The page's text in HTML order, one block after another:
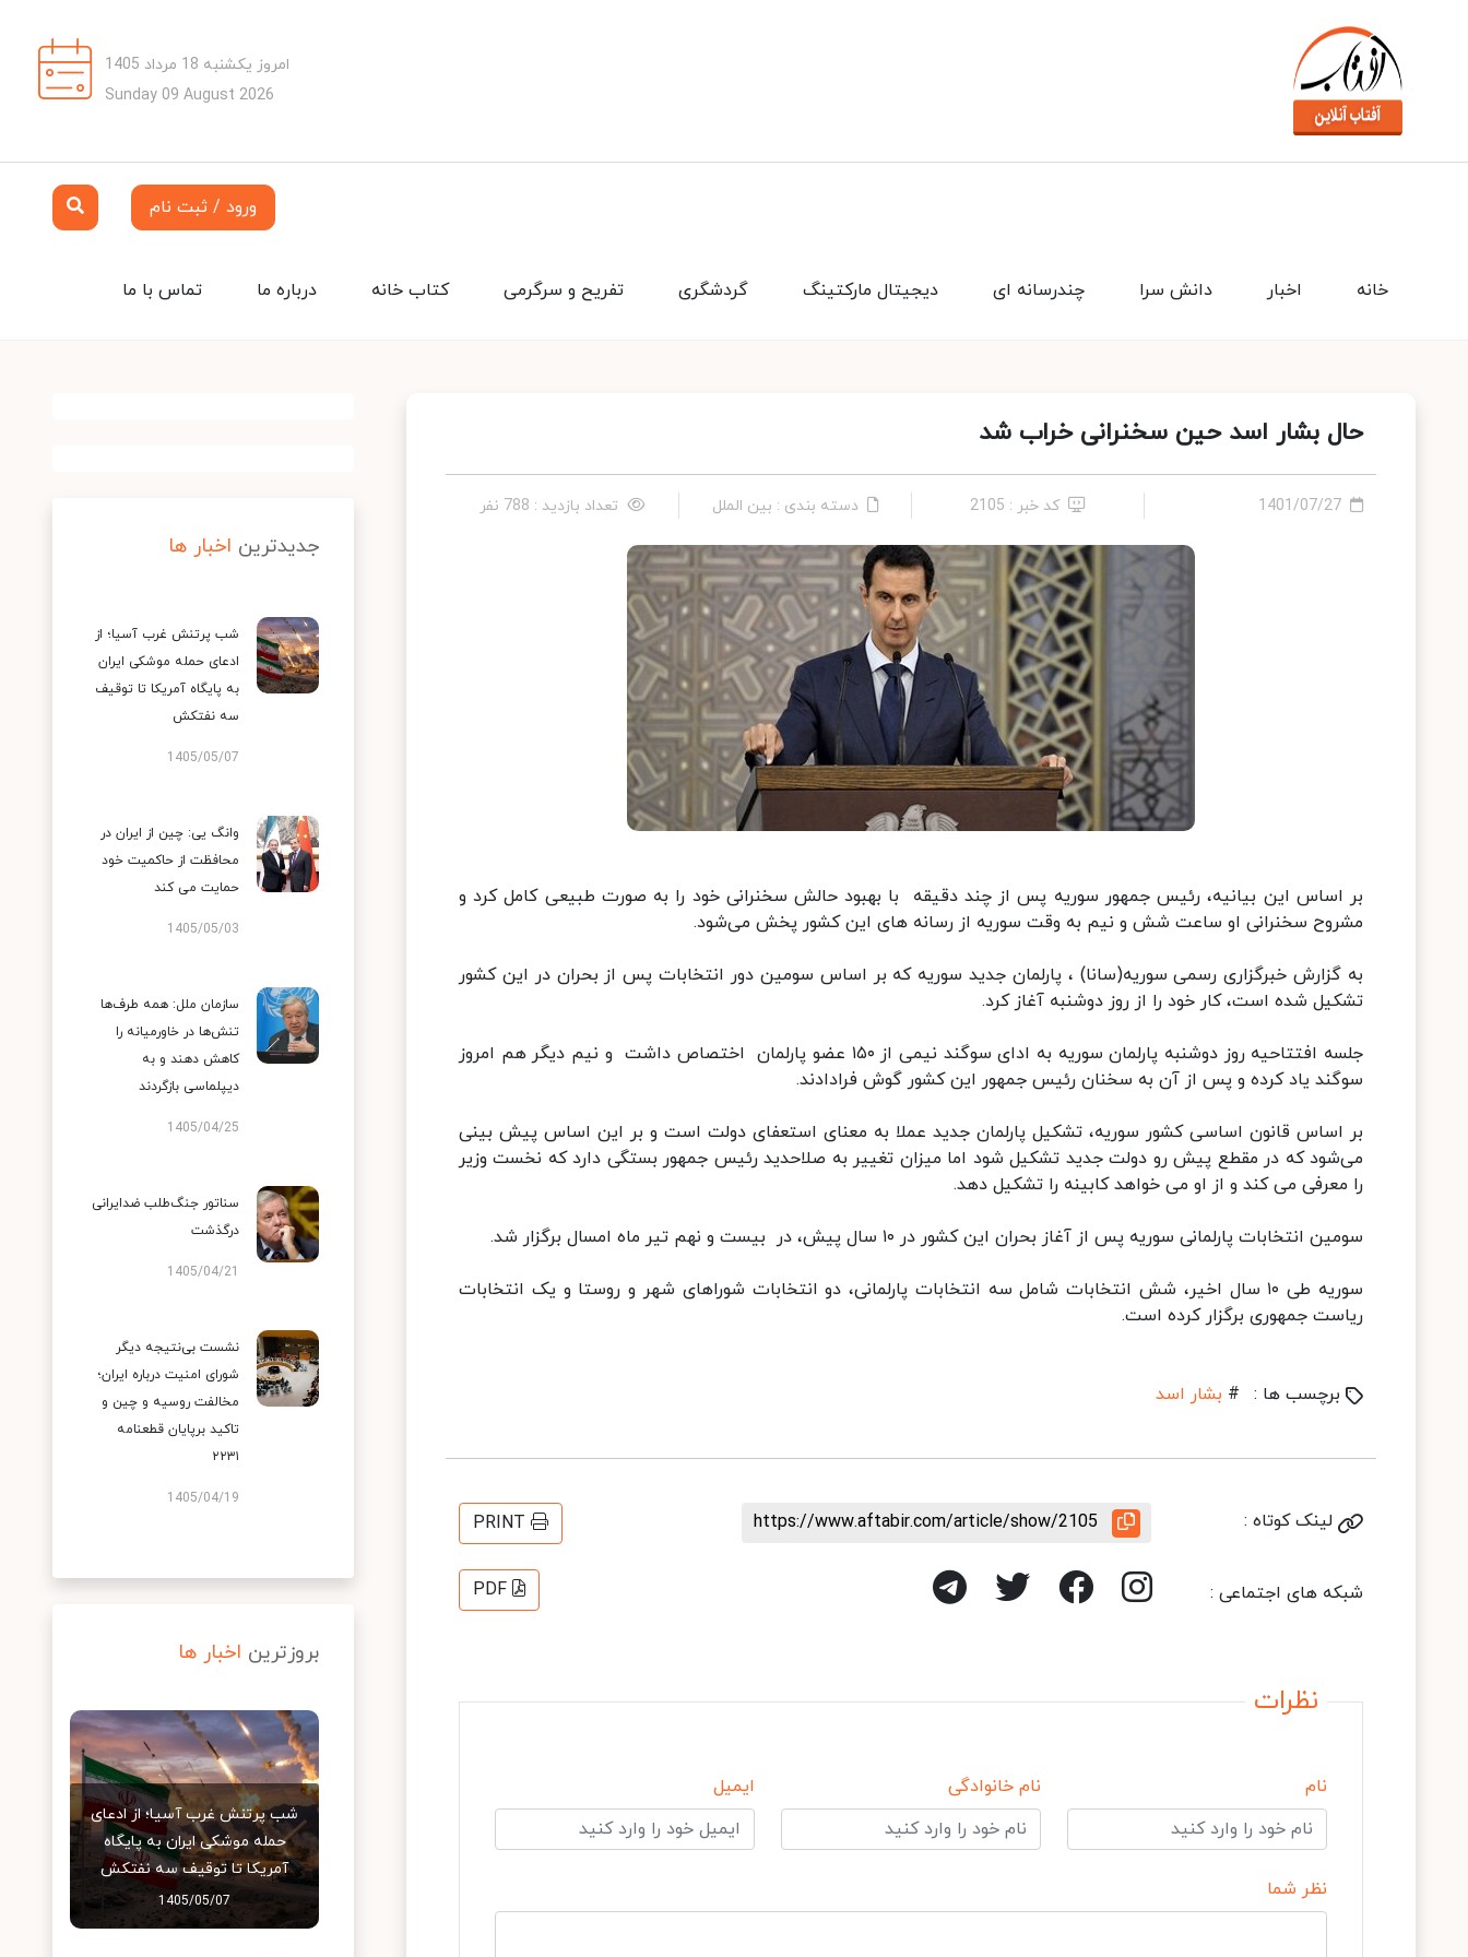
امروز یکشنبه 18 مرداد 1405
Sunday 09 August 2026
ورود / ثبت نام
تماس با ما درباره ما کتاب خانه تفریح و سرگرمی گردشگری دیجیتال مارکتینگ چندرسانه ای دانش سرا اخبار خانه
حال بشار اسد حین سخنرانی خراب شد
1401/07/27 کد خبر : 2105 دسته بندی : بین الملل تعداد بازدید : 788 نفر
بر اساس این بیانیه، رئیس جمهور سوریه پس از چند دقیقه با بهبود حالش سخنرانی خود را به صورت طبیعی کامل کرد و
مشروح سخنرانی او ساعت شش و نیم به وقت سوریه از رسانه های این کشور پخش می‌شود.
به گزارش خبرگزاری رسمی سوریه(سانا) ، پارلمان جدید سوریه که بر اساس سومین دور انتخابات پس از بحران در این کشور
تشکیل شده است، کار خود را از روز دوشنبه آغاز کرد.
جلسه افتتاحیه روز دوشنبه پارلمان سوریه به ادای سوگند نیمی از ۱۵۰ عضو پارلمان اختصاص داشت و نیم دیگر هم امروز
سوگند یاد کرده و پس از آن به سخنان رئیس جمهور این کشور گوش فرادادند.
بر اساس قانون اساسی کشور سوریه، تشکیل پارلمان جدید عملا به معنای استعفای دولت است و بر این اساس پیش بینی
می‌شود که در مقطع پیش رو دولت جدید تشکیل شود اما میزان تغییر به صلاحدید رئیس جمهور بستگی دارد که نخست وزیر
را معرفی می کند و از او می خواهد کابینه را تشکیل دهد.
سومین انتخابات پارلمانی سوریه پس از آغاز بحران این کشور در ۱۰ سال پیش، در بیست و نهم تیر ماه امسال برگزار شد.
سوریه طی ۱۰ سال اخیر، شش انتخابات شامل سه انتخابات پارلمانی، دو انتخابات شوراهای شهر و روستا و یک انتخابات
ریاست جمهوری برگزار کرده است.
برچسب ها : # بشار اسد
لینک کوتاه : https://www.aftabir.com/article/show/2105
PRINT
شبکه های اجتماعی : PDF
نظرات
نام نام خانوادگی ایمیل
نظر شما
جدیدترین اخبار ها
شب پرتنش غرب آسیا؛ از
ادعای حمله موشکی ایران
به پایگاه آمریکا تا توقیف
سه نفتکش
1405/05/07
وانگ یی: چین از ایران در
محافظت از حاکمیت خود
حمایت می کند
1405/05/03
سازمان ملل: همه طرف‌ها
تنش‌ها در خاورمیانه را
کاهش دهند و به
دیپلماسی بازگردند
1405/04/25
سناتور جنگ‌طلب ضدایرانی
درگذشت
1405/04/21
نشست بی‌نتیجه دیگر
شورای امنیت درباره ایران؛
مخالفت روسیه و چین و
تاکید برپایان قطعنامه
۲۲۳۱
1405/04/19
بروزترین اخبار ها
شب پرتنش غرب آسیا؛ از ادعای
حمله موشکی ایران به پایگاه
آمریکا تا توقیف سه نفتکش
1405/05/07